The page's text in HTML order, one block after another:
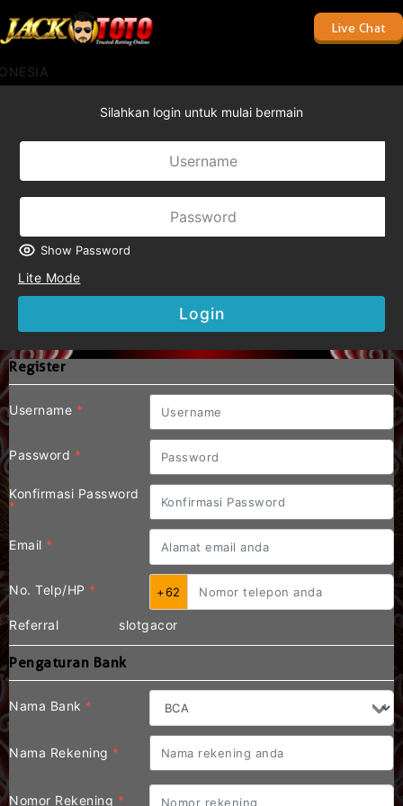
Live Chat
Silahkan login untuk mulai bermain
Show Password
Lite Mode
Login
Register
Username *
Password *
Konfirmasi Password
*
Email *
No. Telp/HP * +62
Referral slotgacor
Pengaturan Bank
Nama Bank *
Nama Rekening *
Nomor Rekening *